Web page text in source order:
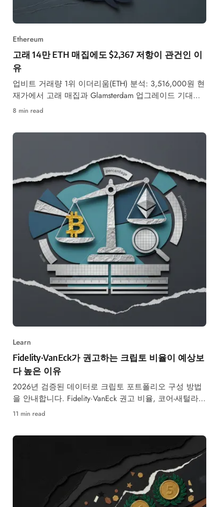
Ethereum
고래 14만 ETH 매집에도 $2,367 저항이 관건인 이
유
업비트 거래량 1위 이더리움(ETH) 분석: 3,516,000원 현
재가에서 고래 매집과 Glamsterdam 업그레이드 기대감
속 $2,367 저항 돌파 여부가 핵심입니다.
8 min read
Learn
Fidelity·VanEck가 권고하는 크립토 비율이 예상보
다 높은 이유
2026년 검증된 데이터로 크립토 포트폴리오 구성 방법
을 안내합니다. Fidelity·VanEck 권고 비율, 코어-새털라이
트 전략, 리밸런싱 일정까지 단계별로 정리했습니다.
11 min read